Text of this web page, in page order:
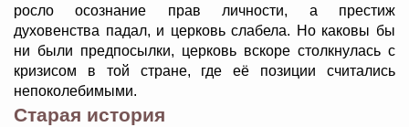
росло осознание прав личности, а престиж
духовенства падал, и церковь слабела. Но каковы бы
ни были предпосылки, церковь вскоре столкнулась с
кризисом в той стране, где её позиции считались
непоколебимыми.
Старая история